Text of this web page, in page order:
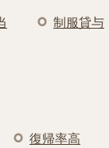
制服貸与
復帰率高